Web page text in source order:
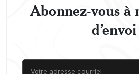
Abonnez-vous à
d’envoi